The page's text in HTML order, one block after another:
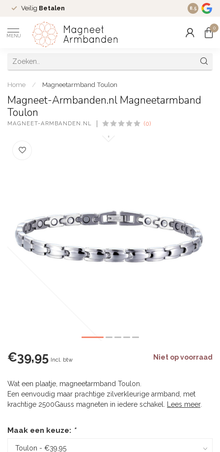
Veilig Betalen Ruim 16
8.5
MENU
0
Home / Magneetarmband Toulon
Magneet-Armbanden.nl Magneetarmband
Toulon
MAGNEET-ARMBANDEN.NL (0)
€39,95 Incl. btw Niet op voorraad
Wat een plaatje, magneetarmband Toulon.
Een eenvoudig maar prachtige zilverkleurige armband, met
krachtige 2500Gauss magneten in iedere schakel.
Lees meer.
Maak een keuze: *